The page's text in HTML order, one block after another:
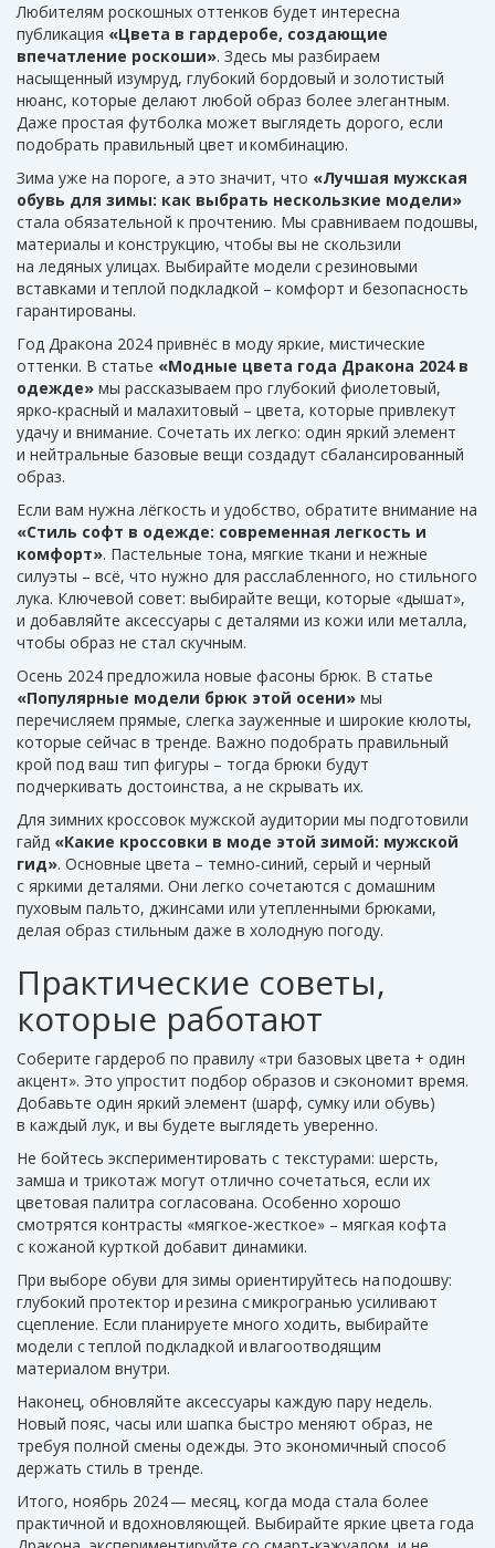
Любителям роскошных оттенков будет интересна
публикация «Цвета в гардеробе, создающие
впечатление роскоши». Здесь мы разбираем
насыщенный изумруд, глубокий бордовый и золотистый
нюанс, которые делают любой образ более элегантным.
Даже простая футболка может выглядеть дорого, если
подобрать правильный цвет и комбинацию.
Зима уже на пороге, а это значит, что «Лучшая мужская
обувь для зимы: как выбрать нескользкие модели»
стала обязательной к прочтению. Мы сравниваем подошвы,
материалы и конструкцию, чтобы вы не скользили
на ледяных улицах. Выбирайте модели с резиновыми
вставками и теплой подкладкой – комфорт и безопасность
гарантированы.
Год Дракона 2024 привнёс в моду яркие, мистические
оттенки. В статье «Модные цвета года Дракона 2024 в
одежде» мы рассказываем про глубокий фиолетовый,
ярко‑красный и малахитовый – цвета, которые привлекут
удачу и внимание. Сочетать их легко: один яркий элемент
и нейтральные базовые вещи создадут сбалансированный
образ.
Если вам нужна лёгкость и удобство, обратите внимание на
«Стиль софт в одежде: современная легкость и
комфорт». Пастельные тона, мягкие ткани и нежные
силуэты – всё, что нужно для расслабленного, но стильного
лука. Ключевой совет: выбирайте вещи, которые «дышат»,
и добавляйте аксессуары с деталями из кожи или металла,
чтобы образ не стал скучным.
Осень 2024 предложила новые фасоны брюк. В статье
«Популярные модели брюк этой осени» мы
перечисляем прямые, слегка зауженные и широкие кюлоты,
которые сейчас в тренде. Важно подобрать правильный
крой под ваш тип фигуры – тогда брюки будут
подчеркивать достоинства, а не скрывать их.
Для зимних кроссовок мужской аудитории мы подготовили
гайд «Какие кроссовки в моде этой зимой: мужской
гид». Основные цвета – темно‑синий, серый и черный
с яркими деталями. Они легко сочетаются с домашним
пуховым пальто, джинсами или утепленными брюками,
делая образ стильным даже в холодную погоду.
Практические советы,
которые работают
Соберите гардероб по правилу «три базовых цвета + один
акцент». Это упростит подбор образов и сэкономит время.
Добавьте один яркий элемент (шарф, сумку или обувь)
в каждый лук, и вы будете выглядеть уверенно.
Не бойтесь экспериментировать с текстурами: шерсть,
замша и трикотаж могут отлично сочетаться, если их
цветовая палитра согласована. Особенно хорошо
смотрятся контрасты «мягкое‑жесткое» – мягкая кофта
с кожаной курткой добавит динамики.
При выборе обуви для зимы ориентируйтесь на подошву:
глубокий протектор и резина с микрогранью усиливают
сцепление. Если планируете много ходить, выбирайте
модели с теплой подкладкой и влагоотводящим
материалом внутри.
Наконец, обновляйте аксессуары каждую пару недель.
Новый пояс, часы или шапка быстро меняют образ, не
требуя полной смены одежды. Это экономичный способ
держать стиль в тренде.
Итого, ноябрь 2024 — месяц, когда мода стала более
практичной и вдохновляющей. Выбирайте яркие цвета года